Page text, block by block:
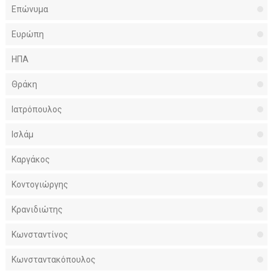
Επώνυμα
Ευρώπη
ΗΠΑ
Θράκη
Ιατρόπουλος
Ισλάμ
Καργάκος
Κοντογιώργης
Κρανιδιώτης
Κωνσταντίνος
Κωνσταντακόπουλος